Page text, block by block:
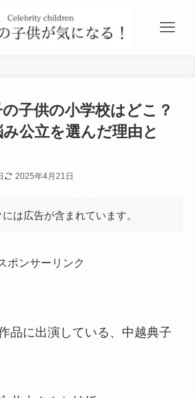
子供の小学校はどこ？
公立を選んだ理由と
2025年4月21日
は広告が含まれています。
ポンサーリンク
品に出演している、中越典子